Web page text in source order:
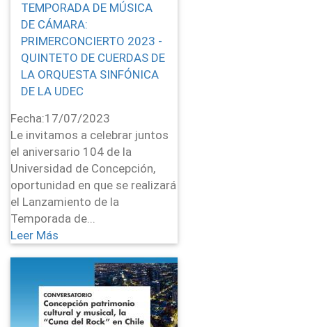
TEMPORADA DE MÚSICA
DE CÁMARA:
PRIMERCONCIERTO 2023 -
QUINTETO DE CUERDAS DE
LA ORQUESTA SINFÓNICA
DE LA UDEC
Fecha:17/07/2023
Le invitamos a celebrar juntos
el aniversario 104 de la
Universidad de Concepción,
oportunidad en que se realizará
el Lanzamiento de la
Temporada de...
Leer Más